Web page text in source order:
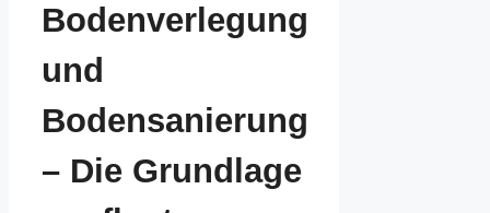
Bodenverlegung
und
Bodensanierung
– Die Grundlage